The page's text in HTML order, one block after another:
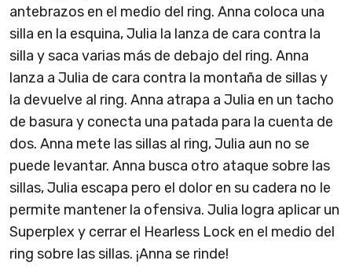
antebrazos en el medio del ring. Anna coloca una
silla en la esquina, Julia la lanza de cara contra la
silla y saca varias más de debajo del ring. Anna
lanza a Julia de cara contra la montaña de sillas y
la devuelve al ring. Anna atrapa a Julia en un tacho
de basura y conecta una patada para la cuenta de
dos. Anna mete las sillas al ring, Julia aun no se
puede levantar. Anna busca otro ataque sobre las
sillas, Julia escapa pero el dolor en su cadera no le
permite mantener la ofensiva. Julia logra aplicar un
Superplex y cerrar el Hearless Lock en el medio del
ring sobre las sillas. ¡Anna se rinde!